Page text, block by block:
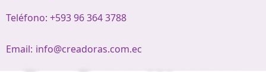
Teléfono: +593 96 364 3788
Email: info@creadoras.com.ec